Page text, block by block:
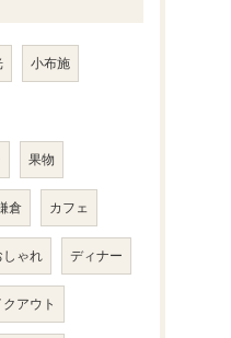
小布施
果物
倉 カフェ
しゃれ ディナー
クアウト